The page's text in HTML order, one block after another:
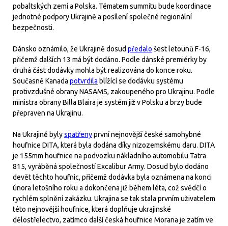
pobaltských zemí a Polska. Tématem summitu bude koordinace
jednotné podpory Ukrajině a posílení společné regionální
bezpečnosti.
Dánsko oznámilo, že Ukrajině dosud předalo šest letounů F-16,
přičemž dalších 13 má být dodáno. Podle dánské premiérky by
druhá část dodávky mohla být realizována do konce roku.
Současně Kanada potvrdila blížící se dodávku systému
protivzdušné obrany NASAMS, zakoupeného pro Ukrajinu. Podle
ministra obrany Billa Blaira je systém již v Polsku a brzy bude
přepraven na Ukrajinu.
Na Ukrajině bylyspatřenyprvní nejnovější české samohybné
houfnice DITA, která byla dodána díky nizozemskému daru. DITA
je 155mm houfnice na podvozku nákladního automobilu Tatra
815, vyráběná společností Excalibur Army. Dosud bylo dodáno
devět těchto houfnic, přičemž dodávka byla oznámena na konci
února letošního roku a dokončena již během léta, což svědčí o
rychlém splnění zakázku. Ukrajina se tak stala prvním uživatelem
této nejnovější houfnice, která doplňuje ukrajinské
dělostřelectvo, zatímco další česká houfnice Morana je zatím ve